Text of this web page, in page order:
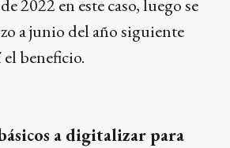
2022 en este caso, luego se
a junio del año siguiente
beneficio.
a digitalizar para